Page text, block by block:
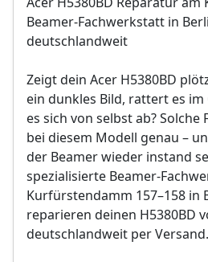
Sicherheitstest
vorheriger Rücksprache.
Objektivreinigung
VDE-Sicherheitsprüfung
Sollten weitere Defekte
erfolgt eine Reparatur
vorheriger Rücksprache.
Beamer-Fachwerkstatt in
deutschlandweit
Zeigt dein Acer H5380BD
ein dunkles Bild, rattert es
es sich von selbst ab?
bei diesem Modell genau –
der Beamer wieder instand
spezialisierte Beamer-
Kurfürstendamm 157–158 in
reparieren deinen H5380BD
deutschlandweit per Versand.